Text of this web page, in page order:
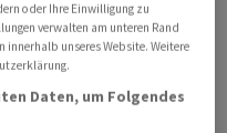
auch ein erhöhter
neue Gebühr für
Bundesrat hatte Ende
für Swissmedic
oder Ihre Einwilligung zu
verwalten am unteren Rand
innerhalb unseres Website. Weitere
Daten, um Folgendes